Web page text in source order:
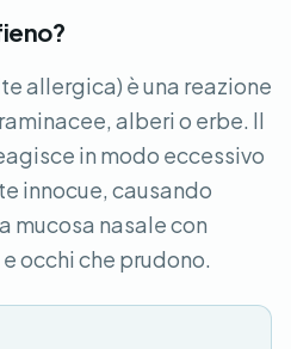
allergica) è una reazione
alberi o erbe. Il
in modo eccessivo
innocue, causando
mucosa nasale con
occhi che prudono.